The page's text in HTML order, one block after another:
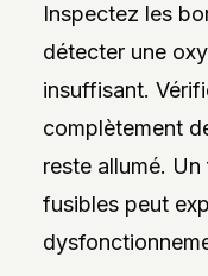
Inspectez les
détecter une
insuffisant.
complètement
reste allumé.
fusibles peut